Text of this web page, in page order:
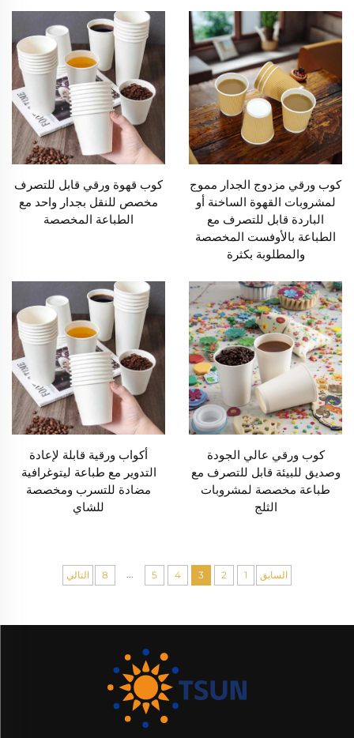
كوب ورقي مزدوج الجدار مموج
لمشروبات القهوة الساخنة أو
الباردة قابل للتصرف مع
الطباعة بالأوفست المخصصة
والمطلوبة بكثرة
كوب قهوة ورقي قابل للتصرف
مخصص للنقل بجدار واحد مع
الطباعة المخصصة
كوب ورقي عالي الجودة
وصديق للبيئة قابل للتصرف مع
طباعة مخصصة لمشروبات
الثلج
أكواب ورقية قابلة لإعادة
التدوير مع طباعة ليتوغرافية
مضادة للتسرب ومخصصة
للشاي
السابق 1
2
3
4
5
...
8 التالي